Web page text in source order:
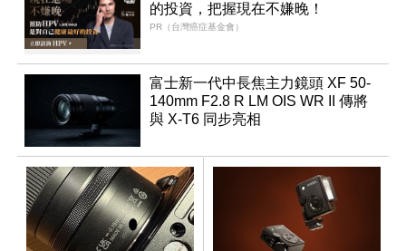
的投資，把握現在不嫌晚！
PR（台灣癌症基金會）
富士新一代中長焦主力鏡頭 XF 50-
140mm F2.8 R LM OIS WR II 傳將
與 X-T6 同步亮相